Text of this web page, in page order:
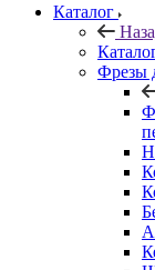
Каталог
Фрезы